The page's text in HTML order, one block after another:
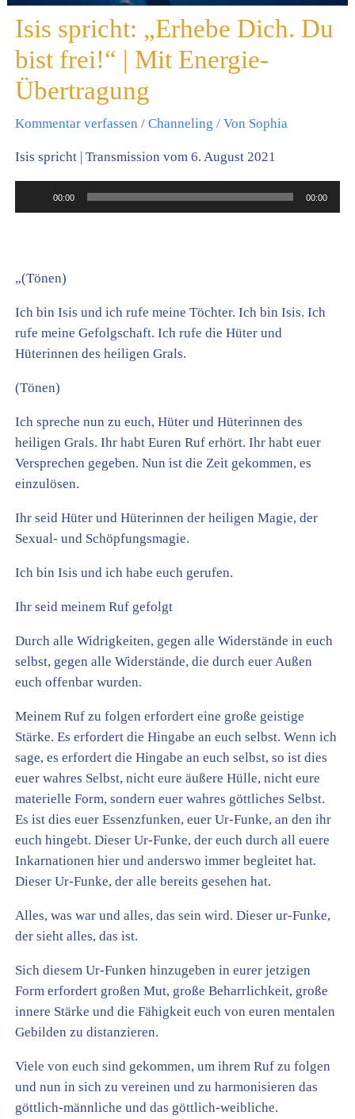
Isis spricht: „Erhebe Dich. Du
bist frei!“ | Mit Energie-
Übertragung
Kommentar verfassen /Channeling / Von Sophia
Isis spricht | Transmission vom 6. August 2021
Player
00:00 00:00
„(Tönen)
Ich bin Isis und ich rufe meine Töchter. Ich bin Isis. Ich
rufe meine Gefolgschaft. Ich rufe die Hüter und
Hüterinnen des heiligen Grals.
(Tönen)
Ich spreche nun zu euch, Hüter und Hüterinnen des
heiligen Grals. Ihr habt Euren Ruf erhört. Ihr habt euer
Versprechen gegeben. Nun ist die Zeit gekommen, es
einzulösen.
Ihr seid Hüter und Hüterinnen der heiligen Magie, der
Sexual- und Schöpfungsmagie.
Ich bin Isis und ich habe euch gerufen.
Ihr seid meinem Ruf gefolgt
Durch alle Widrigkeiten, gegen alle Widerstände in euch
selbst, gegen alle Widerstände, die durch euer Außen
euch offenbar wurden.
Meinem Ruf zu folgen erfordert eine große geistige
Stärke. Es erfordert die Hingabe an euch selbst. Wenn ich
sage, es erfordert die Hingabe an euch selbst, so ist dies
euer wahres Selbst, nicht eure äußere Hülle, nicht eure
materielle Form, sondern euer wahres göttliches Selbst.
Es ist dies euer Essenzfunken, euer Ur-Funke, an den ihr
euch hingebt. Dieser Ur-Funke, der euch durch all euere
Inkarnationen hier und anderswo immer begleitet hat.
Dieser Ur-Funke, der alle bereits gesehen hat.
Alles, was war und alles, das sein wird. Dieser ur-Funke,
der sieht alles, das ist.
Sich diesem Ur-Funken hinzugeben in eurer jetzigen
Form erfordert großen Mut, große Beharrlichkeit, große
innere Stärke und die Fähigkeit euch von euren mentalen
Gebilden zu distanzieren.
Viele von euch sind gekommen, um ihrem Ruf zu folgen
und nun in sich zu vereinen und zu harmonisieren das
göttlich-männliche und das göttlich-weibliche.